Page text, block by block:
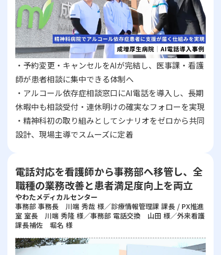
・予約変更・キャンセルをAIが完結し、医事課・看護
師が患者相談に集中できる体制へ
・アルコール依存症相談窓口にAI電話を導入し、長期
休暇中も相談受付・連休明けの確実なフォローを実現
・精神科初の取り組みとしてシナリオをゼロから共同
設計、現場主導でスムーズに定着
電話対応を看護師から事務部へ移管し、全
職種の業務改善と患者満足度向上を両立
やわたメディカルセンター
事務部 事務長 川端 秀哉 様／診療情報管理課 課長 / PX推進
室 室長 川端 秀隆 様／事務部 電話交換 山田 様／外来看護
課長補佐 堀名 様